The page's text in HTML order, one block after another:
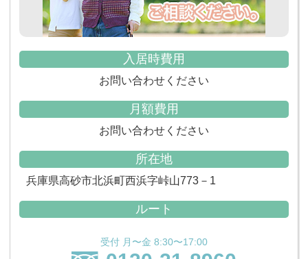
入居時費用
お問い合わせください
月額費用
お問い合わせください
所在地
兵庫県高砂市北浜町西浜字峠山773－1
ルート
受付 月〜金 8:30〜17:00